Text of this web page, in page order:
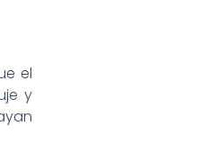
el
y